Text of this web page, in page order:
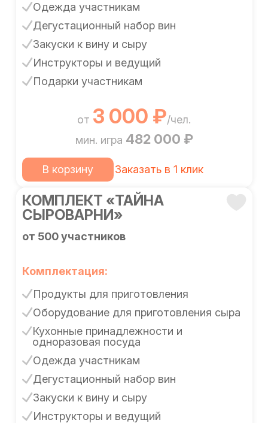
Одежда участникам
Дегустационный набор вин
Закуски к вину и сыру
Инструкторы и ведущий
Подарки участникам
от 3 000 ₽/чел.
мин. игра 482 000 ₽
В корзину Заказать в 1 клик
КОМПЛЕКТ «ТАЙНА
СЫРОВАРНИ»
от 500 участников
Комплектация:
Продукты для приготовления
Оборудование для приготовления сыра
Кухонные принадлежности и
одноразовая посуда
Одежда участникам
Дегустационный набор вин
Закуски к вину и сыру
Инструкторы и ведущий